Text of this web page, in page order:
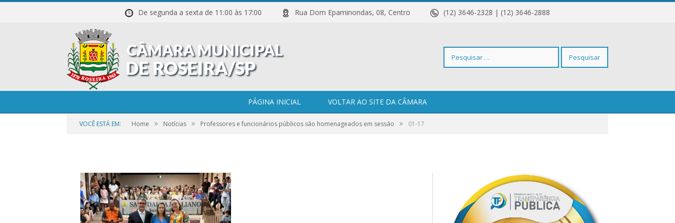
De segunda a sexta de 11:00 às 17:00 Rua Dom Epaminondas, 08, Centro (12) 3646-2328 | (12) 3646-2888
Pesquisar
PÁGINA INICIAL VOLTAR AO SITE DA CÂMARA
VOCÊ ESTÁ EM: Home » Notícias » Professores e funcionários públicos são homenageados em sessão » 01-17